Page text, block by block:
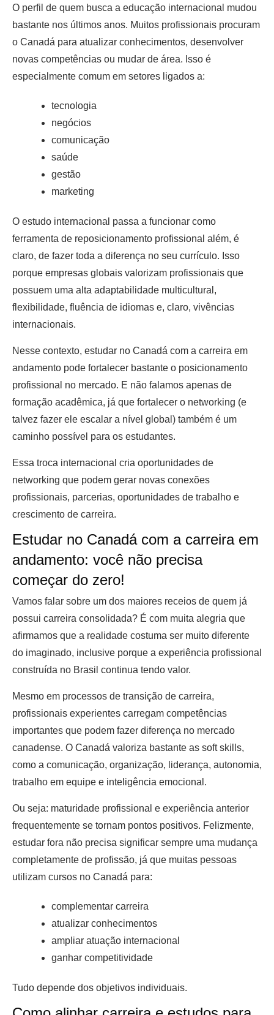
O perfil de quem busca a educação internacional mudou
bastante nos últimos anos. Muitos profissionais procuram
o Canadá para atualizar conhecimentos, desenvolver
novas competências ou mudar de área. Isso é
especialmente comum em setores ligados a:
tecnologia
negócios
comunicação
saúde
gestão
marketing
O estudo internacional passa a funcionar como
ferramenta de reposicionamento profissional além, é
claro, de fazer toda a diferença no seu currículo. Isso
porque empresas globais valorizam profissionais que
possuem uma alta adaptabilidade multicultural,
flexibilidade, fluência de idiomas e, claro, vivências
internacionais.
Nesse contexto, estudar no Canadá com a carreira em
andamento pode fortalecer bastante o posicionamento
profissional no mercado. E não falamos apenas de
formação acadêmica, já que fortalecer o networking (e
talvez fazer ele escalar a nível global) também é um
caminho possível para os estudantes.
Essa troca internacional cria oportunidades de
networking que podem gerar novas conexões
profissionais, parcerias, oportunidades de trabalho e
crescimento de carreira.
Estudar no Canadá com a carreira em
andamento: você não precisa
começar do zero!
Vamos falar sobre um dos maiores receios de quem já
possui carreira consolidada? É com muita alegria que
afirmamos que a realidade costuma ser muito diferente
do imaginado, inclusive porque a experiência profissional
construída no Brasil continua tendo valor.
Mesmo em processos de transição de carreira,
profissionais experientes carregam competências
importantes que podem fazer diferença no mercado
canadense. O Canadá valoriza bastante as soft skills,
como a comunicação, organização, liderança, autonomia,
trabalho em equipe e inteligência emocional.
Ou seja: maturidade profissional e experiência anterior
frequentemente se tornam pontos positivos. Felizmente,
estudar fora não precisa significar sempre uma mudança
completamente de profissão, já que muitas pessoas
utilizam cursos no Canadá para:
complementar carreira
atualizar conhecimentos
ampliar atuação internacional
ganhar competitividade
Tudo depende dos objetivos individuais.